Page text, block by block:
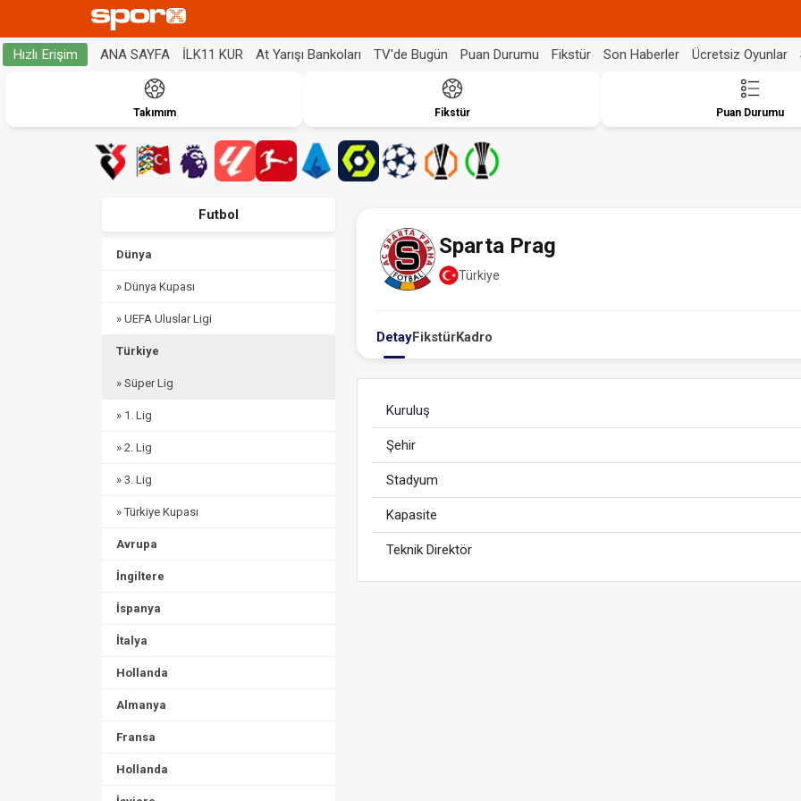
Hızlı Erişim ANA SAYFA İLK11 KUR At Yarışı Bankoları TV'de Bugün Puan Durumu Fikstür Son Haberler Ücretsiz Oyunlar
Takımım Fikstür Puan Durumu
Futbol
Dünya
» Dünya Kupası
» UEFA Uluslar Ligi
Türkiye
» Süper Lig
» 1. Lig
» 2. Lig
» 3. Lig
» Türkiye Kupası
Avrupa
İngiltere
İspanya
İtalya
Hollanda
Almanya
Fransa
Hollanda
Sparta Prag
Türkiye
DetayFikstürKadro
Kuruluş
Şehir
Stadyum
Kapasite
Teknik Direktör